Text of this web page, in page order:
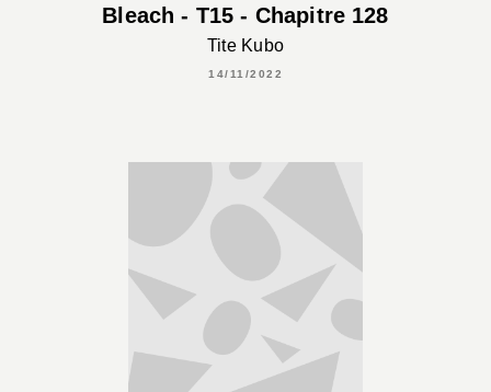
Bleach - T15 - Chapitre 128
Tite Kubo
14/11/2022